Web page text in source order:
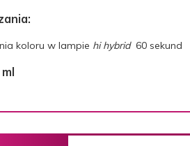
koloru w lampie hi hybrid 60 sekund